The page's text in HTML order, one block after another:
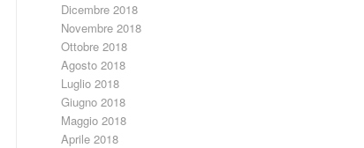
Dicembre 2018
Novembre 2018
Ottobre 2018
Agosto 2018
Luglio 2018
Giugno 2018
Maggio 2018
Aprile 2018